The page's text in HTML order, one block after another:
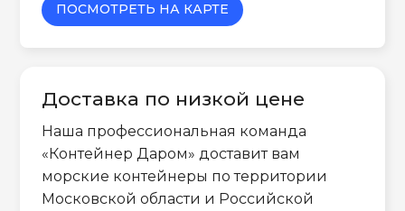
ПОСМОТРЕТЬ НА КАРТЕ
Доставка по низкой цене
Наша профессиональная команда
«Контейнер Даром» доставит вам
морские контейнеры по территории
Московской области и Российской